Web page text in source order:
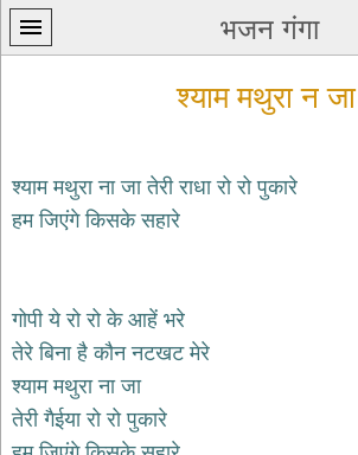
भजन गंगा
प्रथम
कृष्ण
भजन
krishna
bhajans
शिव
भजन
श्याम मथुरा न जा
श्याम मथुरा ना जा तेरी राधा रो रो पुकारे
हम जिएंगे किसके सहारे
गोपी ये रो रो के आहें भरे
तेरे बिना है कौन नटखट मेरे
श्याम मथुरा ना जा
तेरी गैईया रो रो पुकारे